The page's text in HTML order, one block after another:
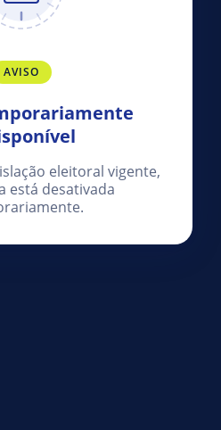
AVISO
eleitoral vigente,
está desativada